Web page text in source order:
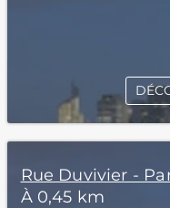
Rue Duvivier -
À 0,45 km